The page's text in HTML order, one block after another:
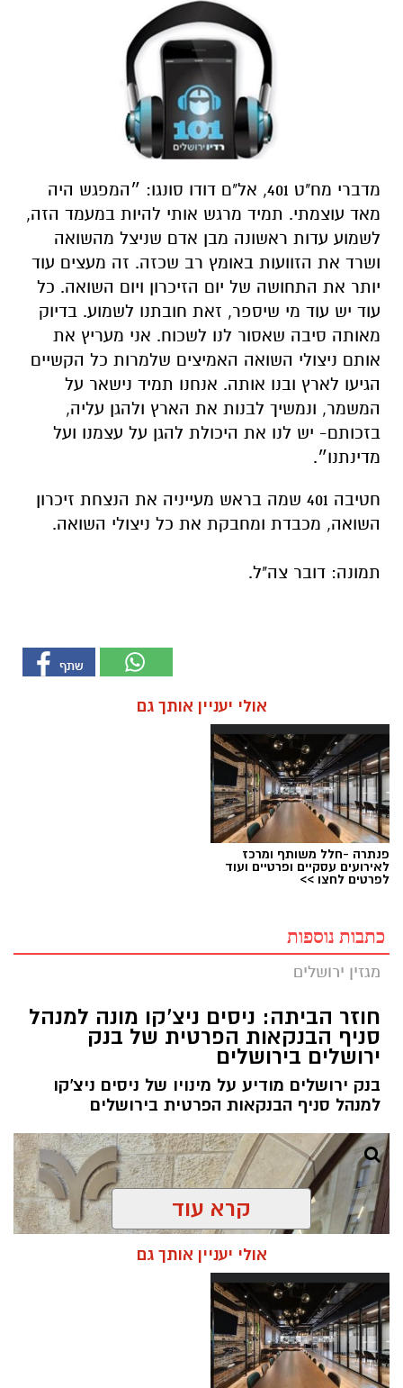
מדברי מח"ט 401, אל"ם דודו סונגו: ״המפגש היה
מאד עוצמתי. תמיד מרגש אותי להיות במעמד הזה,
לשמוע עדות ראשונה מבן אדם שניצל מהשואה
ושרד את הזוועות באומץ רב שכזה. זה מעצים עוד
יותר את התחושה של יום הזיכרון ויום השואה. כל
עוד יש עוד מי שיספר, זאת חובתנו לשמוע. בדיוק
מאותה סיבה שאסור לנו לשכוח. אני מעריץ את
אותם ניצולי השואה האמיצים שלמרות כל הקשיים
הגיעו לארץ ובנו אותה. אנחנו תמיד נישאר על
המשמר, ונמשיך לבנות את הארץ ולהגן עליה,
בזכותם- יש לנו את היכולת להגן על עצמנו ועל
מדינתנו״.
חטיבה 401 שמה בראש מעייניה את הנצחת זיכרון
השואה, מכבדת ומחבקת את כל ניצולי השואה.
תמונה: דובר צה"ל.
אולי יעניין אותך גם
פנתרה -חלל משותף ומרכז
לאירועים עסקיים ופרטיים ועוד
לפרטים לחצו >>
כתבות נוספות
מגזין ירושלים
חוזר הביתה: ניסים ניצ'קו מונה למנהל
סניף הבנקאות הפרטית של בנק
ירושלים בירושלים
בנק ירושלים מודיע על מינויו של ניסים ניצ'קו
למנהל סניף הבנקאות הפרטית בירושלים
קרא עוד
אולי יעניין אותך גם